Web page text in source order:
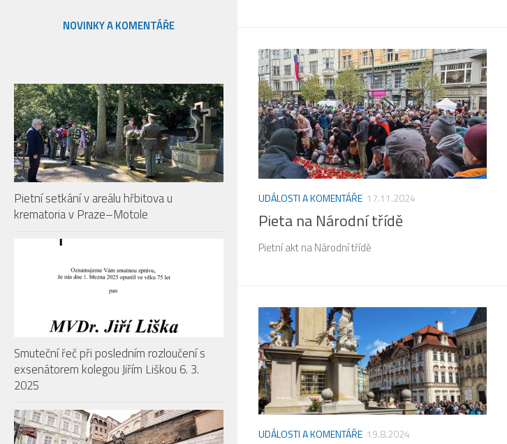
UDÁLOSTI A KOMENTÁŘE 17.11.2024
Pieta na Národní třídě
Pietní akt na Národní třídě
UDÁLOSTI A KOMENTÁŘE 19.8.2024
NOVINKY A KOMENTÁŘE
Pietní setkání v areálu hřbitova u
krematoria v Praze–Motole
Smuteční řeč při posledním rozloučení s
exsenátorem kolegou Jiřím Liškou 6. 3.
2025